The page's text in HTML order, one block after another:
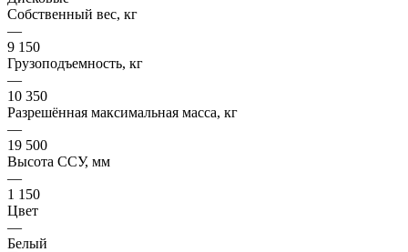
Собственный вес, кг
—
9 150
Грузоподъемность, кг
—
10 350
Разрешённая максимальная масса, кг
—
19 500
Высота ССУ, мм
—
1 150
Цвет
—
Белый